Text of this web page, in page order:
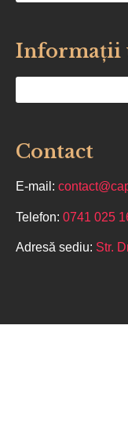
Informații
Contact
E-mail:
Telefon: 0741 025
Adresă sediu: Str.